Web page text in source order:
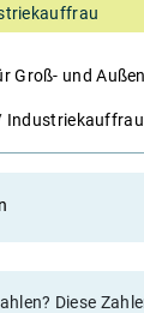
Groß- und
Industriekauffrau
Diese